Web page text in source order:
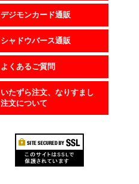
デジモンカード通販
シャドウバース通販
よくあるご質問
いたずら注文、なりすまし
注文について